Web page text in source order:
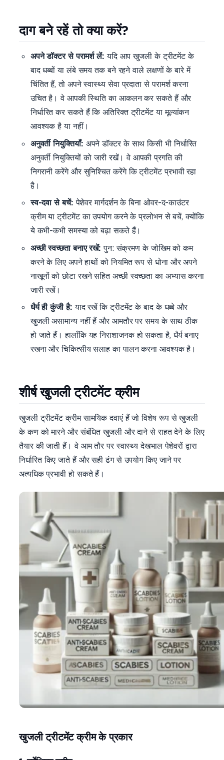
दाग बने रहें तो क्या करें?
अपने डॉक्टर से परामर्श लें: यदि आप खुजली के ट्रीटमेंट के
बाद धब्बों या लंबे समय तक बने रहने वाले लक्षणों के बारे में
चिंतित हैं, तो अपने स्वास्थ्य सेवा प्रदाता से परामर्श करना
उचित है। वे आपकी स्थिति का आकलन कर सकते हैं और
निर्धारित कर सकते हैं कि अतिरिक्त ट्रीटमेंट या मूल्यांकन
आवश्यक है या नहीं।
अनुवर्ती नियुक्तियाँ: अपने डॉक्टर के साथ किसी भी निर्धारित
अनुवर्ती नियुक्तियों को जारी रखें। वे आपकी प्रगति की
निगरानी करेंगे और सुनिश्चित करेंगे कि ट्रीटमेंट प्रभावी रहा
है।
स्व-दवा से बचें: पेशेवर मार्गदर्शन के बिना ओवर-द-काउंटर
क्रीम या ट्रीटमेंट का उपयोग करने के प्रलोभन से बचें, क्योंकि
ये कभी-कभी समस्या को बढ़ा सकते हैं।
अच्छी स्वच्छता बनाए रखें:पुन: संक्रमण के जोखिम को कम
करने के लिए अपने हाथों को नियमित रूप से धोना और अपने
नाखूनों को छोटा रखने सहित अच्छी स्वच्छता का अभ्यास करना
जारी रखें।
धैर्य ही कुंजी है: याद रखें कि ट्रीटमेंट के बाद के धब्बे और
खुजली असामान्य नहीं हैं और आमतौर पर समय के साथ ठीक
हो जाते हैं। हालाँकि यह निराशाजनक हो सकता है, धैर्य बनाए
रखना और चिकित्सीय सलाह का पालन करना आवश्यक है।
शीर्ष खुजली ट्रीटमेंट क्रीम
खुजली ट्रीटमेंट क्रीम सामयिक दवाएं हैं जो विशेष रूप से खुजली
के कण को मारने और संबंधित खुजली और दाने से राहत देने के लिए
तैयार की जाती हैं। वे आम तौर पर स्वास्थ्य देखभाल पेशेवरों द्वारा
निर्धारित किए जाते हैं और सही ढंग से उपयोग किए जाने पर
अत्यधिक प्रभावी हो सकते हैं।
खुजली ट्रीटमेंट क्रीम के प्रकार